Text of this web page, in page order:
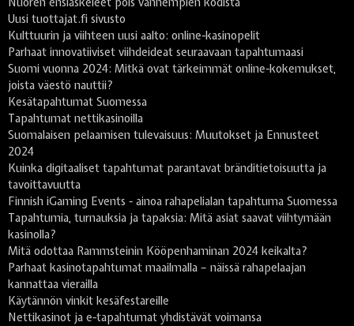
Uusi tuottajat.fi sivusto
Kulttuurin ja viihteen uusi aalto: online-kasinopelit
Parhaat innovatiiviset viihdeideat seuraavaan tapahtumaasi
Suomi vuonna 2024: Mitkä ovat tärkeimmät online-kokemukset,
joista väestö nauttii?
Kesätapahtumat Suomessa
Tapahtumat nettikasinoilla
Suomalaisen pelaamisen tulevaisuus: Muutokset ja Ennusteet
2024
Kuinka digitaaliset tapahtumat parantavat bränditietoisuutta ja
tavoittavuutta
Finnish iGaming Events - ainoa rahapelialan tapahtuma Suomessa
Tapahtumia, turnauksia ja tapaksia: Mitä asiat saavat viihtymään
kasinolla?
Mitä odottaa Rammsteinin Kööpenhaminan 2024 keikalta?
Parhaat kasinotapahtumat maailmalla – näissä rahapelaajan
kannattaa vierailla
Käytännön vinkit kesäfestareille
Nettikasinot ja e-tapahtumat yhdistävät voimansa